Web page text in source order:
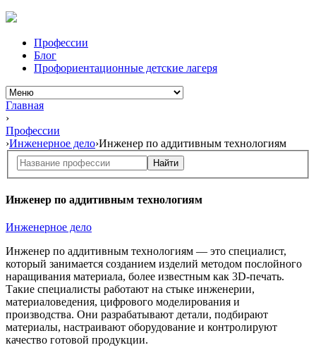
Профессии
Блог
Профориентационные детские лагеря
Главная
›
Профессии
›Инженерное дело›Инженер по аддитивным технологиям
Найти
Инженер по аддитивным технологиям
Инженерное дело
Инженер по аддитивным технологиям — это специалист,
который занимается созданием изделий методом послойного
наращивания материала, более известным как 3D-печать.
Такие специалисты работают на стыке инженерии,
материаловедения, цифрового моделирования и
производства. Они разрабатывают детали, подбирают
материалы, настраивают оборудование и контролируют
качество готовой продукции.